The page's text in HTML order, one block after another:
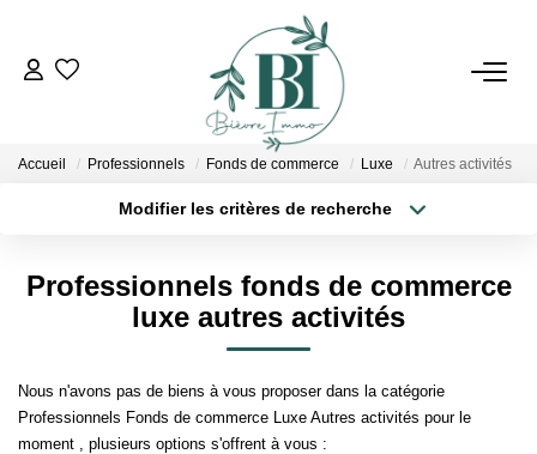
ACHETER
L'AGENCE
Accueil Professionnels Fonds de commerce Luxe Autres activités
Modifier les critères de recherche
Budget max
Professionnels fonds de commerce
luxe autres activités
Nous n'avons pas de biens à vous proposer dans la catégorie
Professionnels Fonds de commerce Luxe Autres activités pour le
moment , plusieurs options s'offrent à vous :